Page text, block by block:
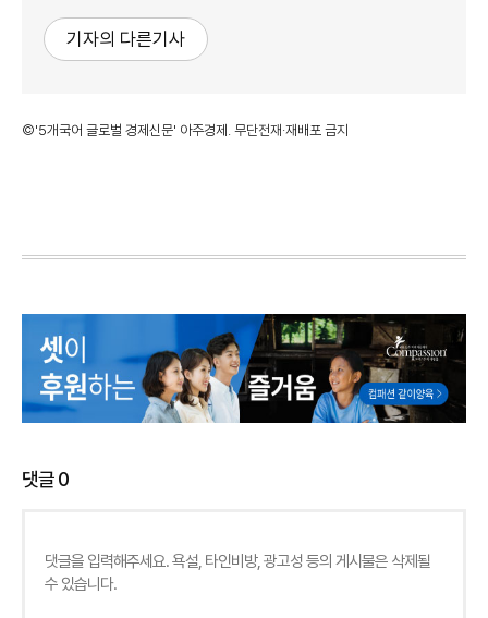
기자의 다른기사
©'5개국어 글로벌 경제신문' 아주경제. 무단전재·재배포 금지
댓글0